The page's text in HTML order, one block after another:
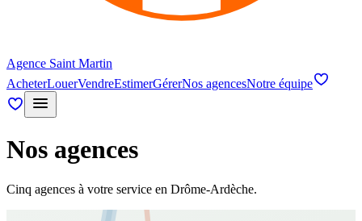
Agence Saint Martin
AcheterLouerVendreEstimerGérerNos agencesNotre équipe
Nos agences
Cinq agences à votre service en Drôme-Ardèche.